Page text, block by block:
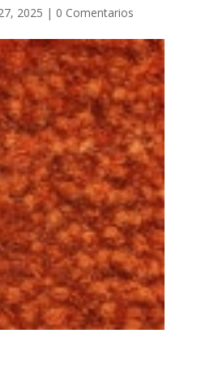
2025 | 0 Comentarios